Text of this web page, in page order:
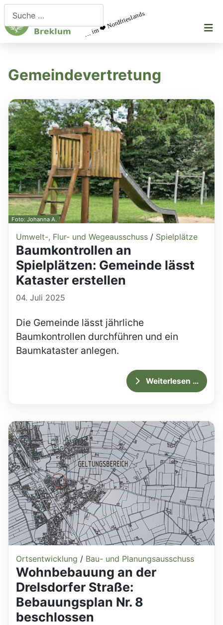
… im ❤️ Nordfrieslands
Gemeindevertretung
Foto: Johanna A.
Umwelt-, Flur- und Wegeausschuss / Spielplätze
Baumkontrollen an
Spielplätzen: Gemeinde lässt
Kataster erstellen
04. Juli 2025
Die Gemeinde lässt jährliche
Baumkontrollen durchführen und ein
Baumkataster anlegen.
Weiterlesen …
Ortsentwicklung / Bau- und Planungsausschuss
Wohnbebauung an der
Drelsdorfer Straße:
Bebauungsplan Nr. 8
beschlossen